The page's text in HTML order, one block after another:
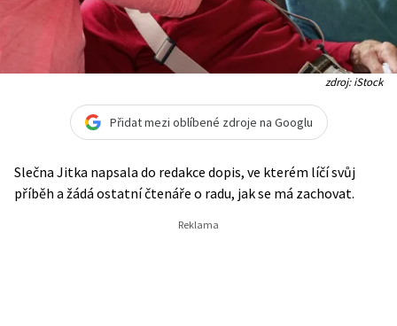
zdroj: iStock
Přidat mezi oblíbené zdroje na Googlu
Slečna Jitka napsala do redakce dopis, ve kterém líčí svůj
příběh a žádá ostatní čtenáře o radu, jak se má zachovat.